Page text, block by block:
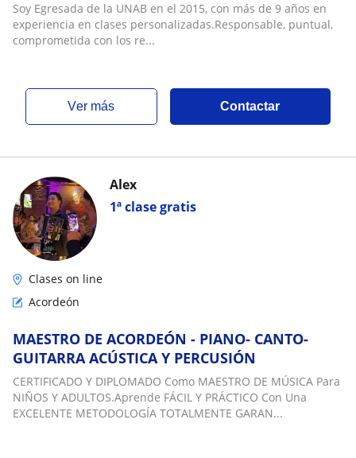
Soy Egresada de la UNAB en el 2015, con más de 9 años en
experiencia en clases personalizadas.Responsable, puntual,
comprometida con los re...
ver más Contactar
1ª clase gratis
Alex
Clases on line
Acordeón
MAESTRO DE ACORDEÓN - PIANO- CANTO-
GUITARRA ACÚSTICA Y PERCUSIÓN
CERTIFICADO Y DIPLOMADO Como MAESTRO DE MÚSICA Para
NIÑOS Y ADULTOS.Aprende FÁCIL Y PRÁCTICO Con Una
EXCELENTE METODOLOGÍA TOTALMENTE GARAN...